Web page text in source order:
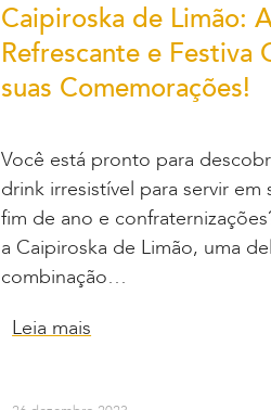
Caipiroska de Limão:
Refrescante e Festiva
suas Comemorações!
Você está pronto para
drink irresistível para servir em
fim de ano e
a Caipiroska de Limão, uma
combinação…
Leia mais